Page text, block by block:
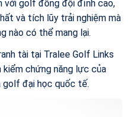
với golf đồng đội đỉnh cao,
và tích lũy trải nghiệm mà
nào có thể mang lại.
tài tại Tralee Golf Links
chứng năng lực của
golf đại học quốc tế.